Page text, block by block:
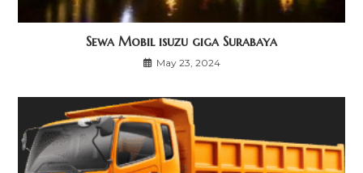
Sewa Mobil isuzu giga Surabaya
May 23, 2024